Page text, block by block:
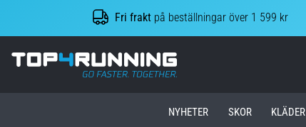
Fri frakt på beställningar över 1 599 kr
Top4Running.se
NYHETER SKOR KLÄDER